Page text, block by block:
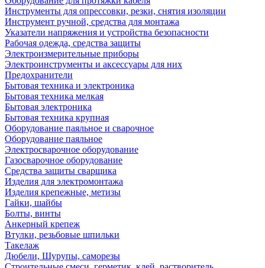
Инструменты для опрессовки, резки, снятия изоляции
Инструмент ручной, средства для монтажа
Указатели напряжения и устройства безопасности
Рабочая одежда, средства защиты
Электроизмерительные приборы
Электроинструменты и аксессуары для них
Предохранители
Бытовая техника и электроника
Бытовая техника мелкая
Бытовая электроника
Бытовая техника крупная
Оборудование паяльное и сварочное
Оборудование паяльное
Электросварочное оборудование
Газосварочное оборудование
Средства защиты сварщика
Изделия для электромонтажа
Изделия крепежные, метизы
Гайки, шайбы
Болты, винты
Анкерный крепеж
Втулки, резьбовые шпильки
Такелаж
Дюбели, Шурупы, саморезы